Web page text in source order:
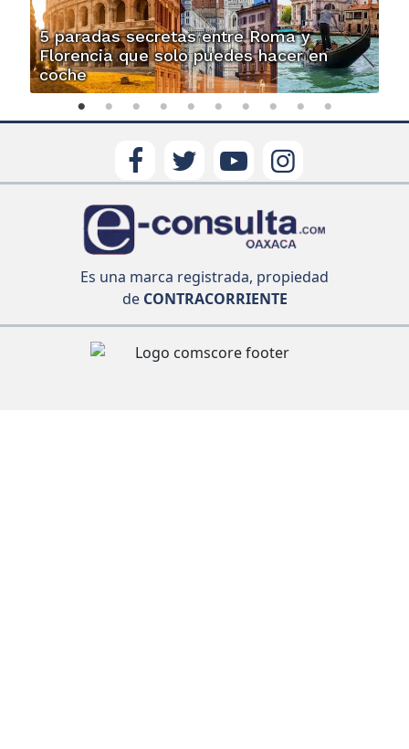
5 paradas secretas entre Roma y
Florencia que solo puedes hacer en
coche
Es una marca registrada, propiedad
deCONTRACORRIENTE